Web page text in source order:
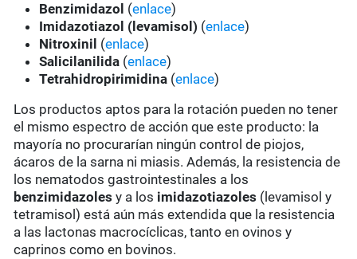
Benzimidazol (enlace)
Imidazotiazol (levamisol) (enlace)
Nitroxinil (enlace)
Salicilanilida (enlace)
Tetrahidropirimidina (enlace)
Los productos aptos para la rotación pueden no tener
el mismo espectro de acción que este producto: la
mayoría no procurarían ningún control de piojos,
ácaros de la sarna ni miasis. Además, la resistencia de
los nematodos gastrointestinales a los
benzimidazoles y a los imidazotiazoles (levamisol y
tetramisol) está aún más extendida que la resistencia
a las lactonas macrocíclicas, tanto en ovinos y
caprinos como en bovinos.